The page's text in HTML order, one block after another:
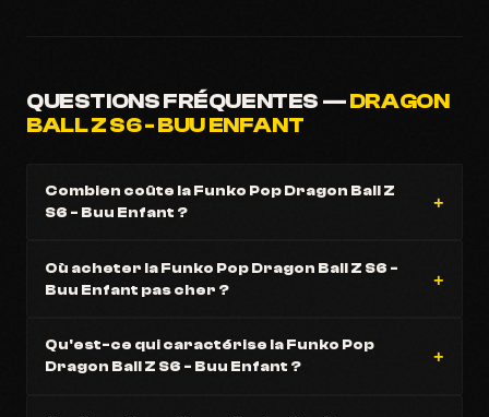
QUESTIONS FRÉQUENTES —DRAGON
BALL Z S6 - BUU ENFANT
Combien coûte la Funko Pop Dragon Ball Z
S6 - Buu Enfant ?
Où acheter la Funko Pop Dragon Ball Z S6 -
Buu Enfant pas cher ?
Qu'est-ce qui caractérise la Funko Pop
Dragon Ball Z S6 - Buu Enfant ?